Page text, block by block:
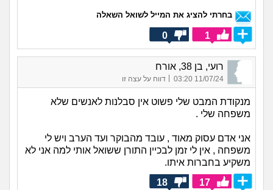
בחרתי להציג את המייל לשואל השאלה
1
0
רועי, בן 38, אורח
11/07/24 03:20
| דווח על עצה זו
מנקודת המבט שלי פשוט אין סבלנות לאנשים שלא
משפחה שלי .
אני אדם עסוק מאוד , עובד מהבוקר ועד הערב ויש לי
משפחה , אין לי זמן לבכיין התורן ששואל אותי למה אני לא
משקיע בחברות איתו.
17
18